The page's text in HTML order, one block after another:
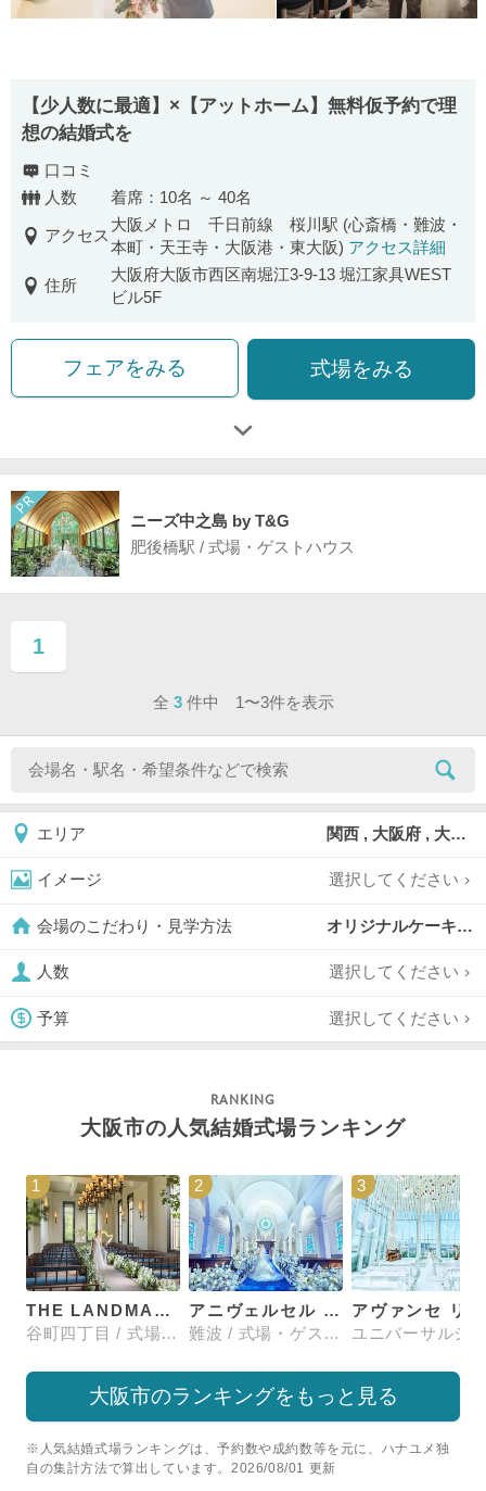
【少人数に最適】×【アットホーム】無料仮予約で理
想の結婚式を
口コミ
人数
着席：10名 ～ 40名
アクセス
大阪メトロ 千日前線 桜川駅 (心斎橋・難波・
本町・天王寺・大阪港・東大阪) アクセス詳細
住所
大阪府大阪市西区南堀江3-9-13 堀江家具WEST
ビル5F
フェアをみる 式場をみる
ニーズ中之島 by T&G
肥後橋駅 / 式場・ゲストハウス
1
ページ目
全 3 件中 1〜3件を表示
エリア 関西 , 大阪府 , 大阪市 , 大阪市西区
イメージ 選択してください
会場のこだわり・見学方法 オリジナルケーキ対応可,
人数 選択してください
予算 選択してください
大阪市の人気結婚式場ランキング
1
THE LANDMARK SQUARE OSAKA （ザ ランドマークスクエア オオサカ）
谷町四丁目 / 式場・ゲストハウス
2
アニヴェルセル 大阪
難波 / 式場・ゲストハウス
3
大阪市のランキングをもっと見る
※人気結婚式場ランキングは、予約数や成約数等を元に、ハナユメ独
自の集計方法で算出しています。2026/08/01 更新